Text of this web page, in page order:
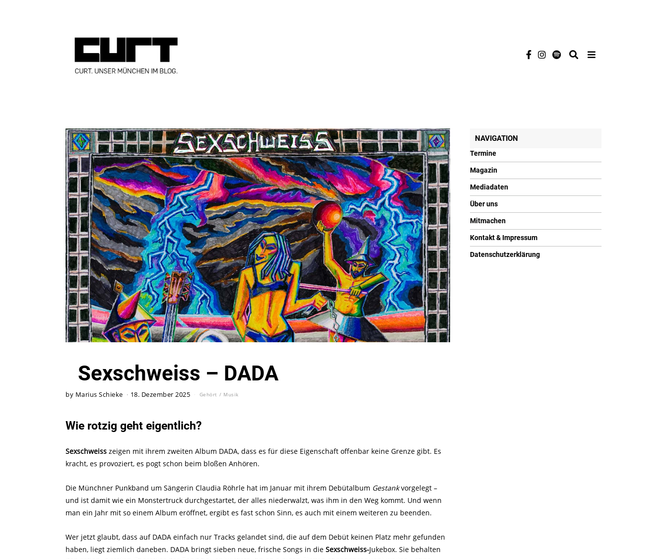
Sexschweiss – DADA
by Marius Schieke 18. Dezember 2025 Gehört / Musik
Wie rotzig geht eigentlich?
Sexschweiss zeigen mit ihrem zweiten Album DADA, dass es für diese Eigenschaft offenbar keine Grenze gibt. Es
kracht, es provoziert, es pogt schon beim bloßen Anhören.
Die Münchner Punkband um Sängerin Claudia Röhrle hat im Januar mit ihrem Debütalbum Gestankvorgelegt –
und ist damit wie ein Monstertruck durchgestartet, der alles niederwalzt, was ihm in den Weg kommt. Und wenn
man ein Jahr mit so einem Album eröffnet, ergibt es fast schon Sinn, es auch mit einem weiteren zu beenden.
Wer jetzt glaubt, dass auf DADA einfach nur Tracks gelandet sind, die auf dem Debüt keinen Platz mehr gefunden
haben, liegt ziemlich daneben. DADA bringt sieben neue, frische Songs in die Sexschweiss-Jukebox. Sie behalten
NAVIGATION
Termine
Magazin
Mediadaten
Über uns
Mitmachen
Kontakt & Impressum
Datenschutzerklärung